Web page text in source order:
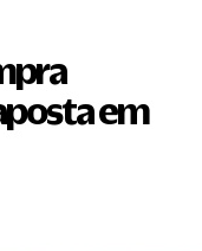
em